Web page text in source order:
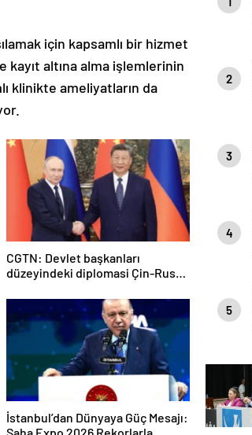
için kapsamlı bir hizmet
kayıt altına alma işlemlerinin
klinikte ameliyatların da
CGTN: Devlet başkanları
düzeyindeki diplomasi Çin-Rusya
güçlendiriyor
İstanbul’dan Dünyaya Güç Mesajı:
Saha Expo 2026 Rekorlarla
2
3
4
5